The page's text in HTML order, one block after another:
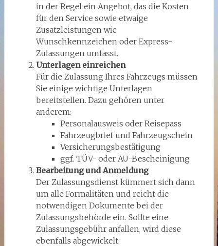
in der Regel ein Angebot, das die Kosten
für den Service sowie etwaige
Zusatzleistungen wie
Wunschkennzeichen oder Express-
Zulassungen umfasst.
Unterlagen einreichen
Für die Zulassung Ihres Fahrzeugs müssen
Sie einige wichtige Unterlagen
bereitstellen. Dazu gehören unter
anderem:
Personalausweis oder Reisepass
Fahrzeugbrief und Fahrzeugschein
Versicherungsbestätigung
ggf. TÜV- oder AU-Bescheinigung
Bearbeitung und Anmeldung
Der Zulassungsdienst kümmert sich dann
um alle Formalitäten und reicht die
notwendigen Dokumente bei der
Zulassungsbehörde ein. Sollte eine
Zulassungsgebühr anfallen, wird diese
ebenfalls abgewickelt.